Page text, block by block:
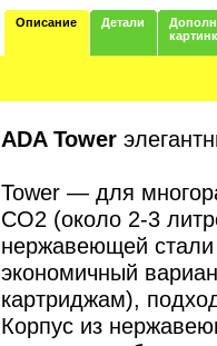
Описание Детали
ADA Tower
Tower — для
СО2 (около 2-3
нержавеющей
экономичный
картриджам),
Корпус из